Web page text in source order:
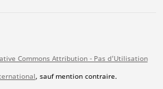
Commons Attribution - Pas d'Utilisation
, sauf mention contraire.